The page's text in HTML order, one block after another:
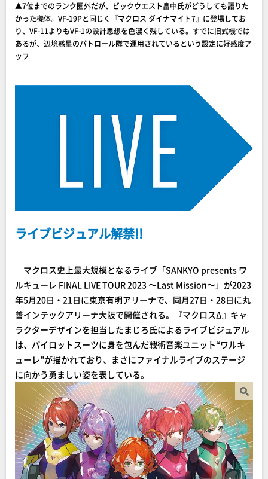
▲7位までのランク圏外だが、ビックウエスト畠中氏がどうしても語りた
かった機体。VF-19Pと同じく『マクロス ダイナマイト7』に登場してお
り、VF-11よりもVF-1の設計思想を色濃く残している。すでに旧式機では
あるが、辺境惑星のパトロール隊で運用されているという設定に好感度ア
ップ
ライブビジュアル解禁!!
マクロス史上最大規模となるライブ「SANKYO presents ワ
ルキューレ FINAL LIVE TOUR 2023 〜Last Mission〜」が2023
年5月20日・21日に東京有明アリーナで、同月27日・28日に丸
善インテックアリーナ大阪で開催される。『マクロスΔ』キャ
ラクターデザインを担当したまじろ氏によるライブビジュアル
は、パイロットスーツに身を包んだ戦術音楽ユニット“ワルキ
ューレ”が描かれており、まさにファイナルライブのステージ
に向かう勇ましい姿を表している。